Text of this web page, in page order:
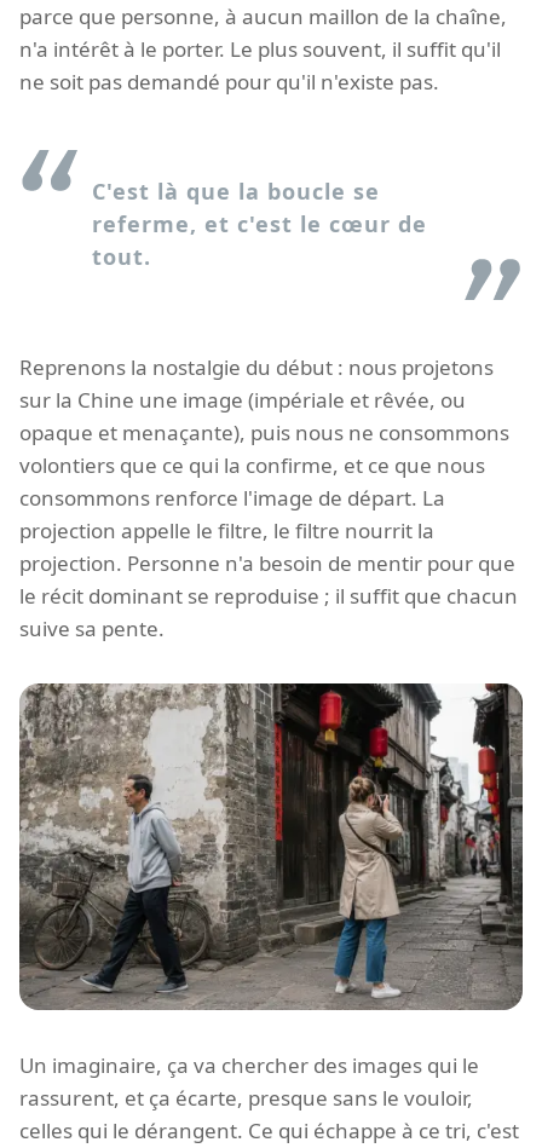
parce que personne, à aucun maillon de la chaîne,
n'a intérêt à le porter. Le plus souvent, il suffit qu'il
ne soit pas demandé pour qu'il n'existe pas.
C'est là que la boucle se
referme, et c'est le cœur de
tout.
Reprenons la nostalgie du début : nous projetons
sur la Chine une image (impériale et rêvée, ou
opaque et menaçante), puis nous ne consommons
volontiers que ce qui la confirme, et ce que nous
consommons renforce l'image de départ. La
projection appelle le filtre, le filtre nourrit la
projection. Personne n'a besoin de mentir pour que
le récit dominant se reproduise ; il suffit que chacun
suive sa pente.
Un imaginaire, ça va chercher des images qui le
rassurent, et ça écarte, presque sans le vouloir,
celles qui le dérangent. Ce qui échappe à ce tri, c'est